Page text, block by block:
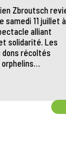
Zbroutsch
samedi 11 juillet à
alliant
solidarité. Les
récoltés